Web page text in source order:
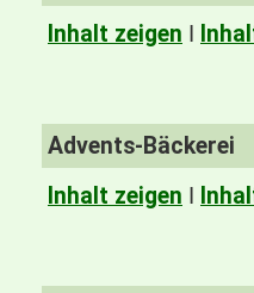
Inhalt zeigen I
Advents-Bäckerei
Inhalt zeigen I